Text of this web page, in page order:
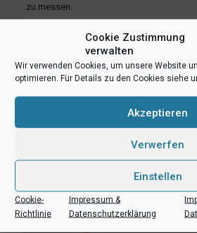
Cookie Zustimmung
verwalten
Wir verwenden Cookies, um unsere Website
optimieren. Für Details zu den Cookies siehe
Akzeptieren
Verwerfen
Einstellen
Cookie-
Richtlinie
Impressum &
Datenschutzerklärung
zu messen.
teilen